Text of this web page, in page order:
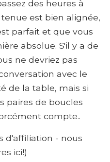
des heures à
est bien alignée,
parfait et que vous
absolue. S'il y a de
ne devriez pas
avec le
de la table, mais si
paires de boucles
compte..
d'affiliation - nous
ici!)